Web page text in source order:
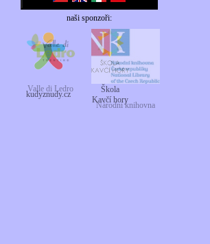
naši sponzoři:
Valle di Ledro
kudyznudy.cz
Národní knihovna
Škola
Kavčí hory